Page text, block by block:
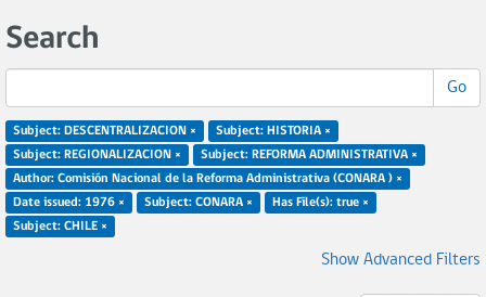
Search
Go
Subject: DESCENTRALIZACION ×
Subject: HISTORIA ×
Subject: REGIONALIZACION ×
Subject: REFORMA ADMINISTRATIVA ×
Author: Comisión Nacional de la Reforma Administrativa (CONARA ) ×
Date issued: 1976 ×
Subject: CONARA ×
Has File(s): true ×
Subject: CHILE ×
Show Advanced Filters